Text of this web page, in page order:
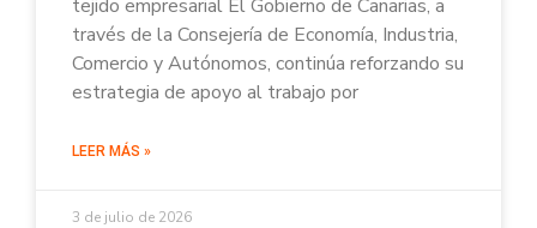
tejido empresarial El Gobierno de Canarias, a
través de la Consejería de Economía, Industria,
Comercio y Autónomos, continúa reforzando su
estrategia de apoyo al trabajo por
LEER MÁS »
3 de julio de 2026